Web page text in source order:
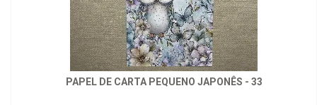
PAPEL DE CARTA PEQUENO JAPONÊS - 33